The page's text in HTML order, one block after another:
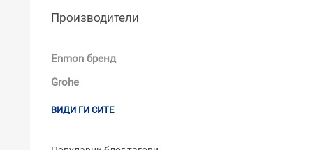
Производители
Enmon бренд
Grohe
ВИДИ ГИ СИТЕ